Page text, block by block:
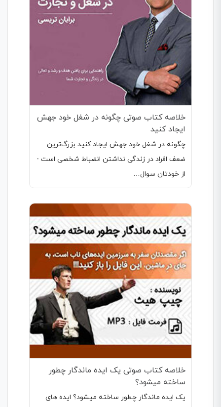
خلاصه کتاب صوتی چگونه در شغل خود جهش
ایجاد کنید
چگونه در شغل خود جهش ایجاد کنید بزرگ‌ترین
ضعف افراد در زندگی نداشتن انضباط شخصی است -
از خودتان سوال…
خلاصه کتاب صوتی یک ایده ماندگار چطور
ساخته میشود؟
یک ایده ماندگار چطور ساخته میشود؟ ایده‌ های